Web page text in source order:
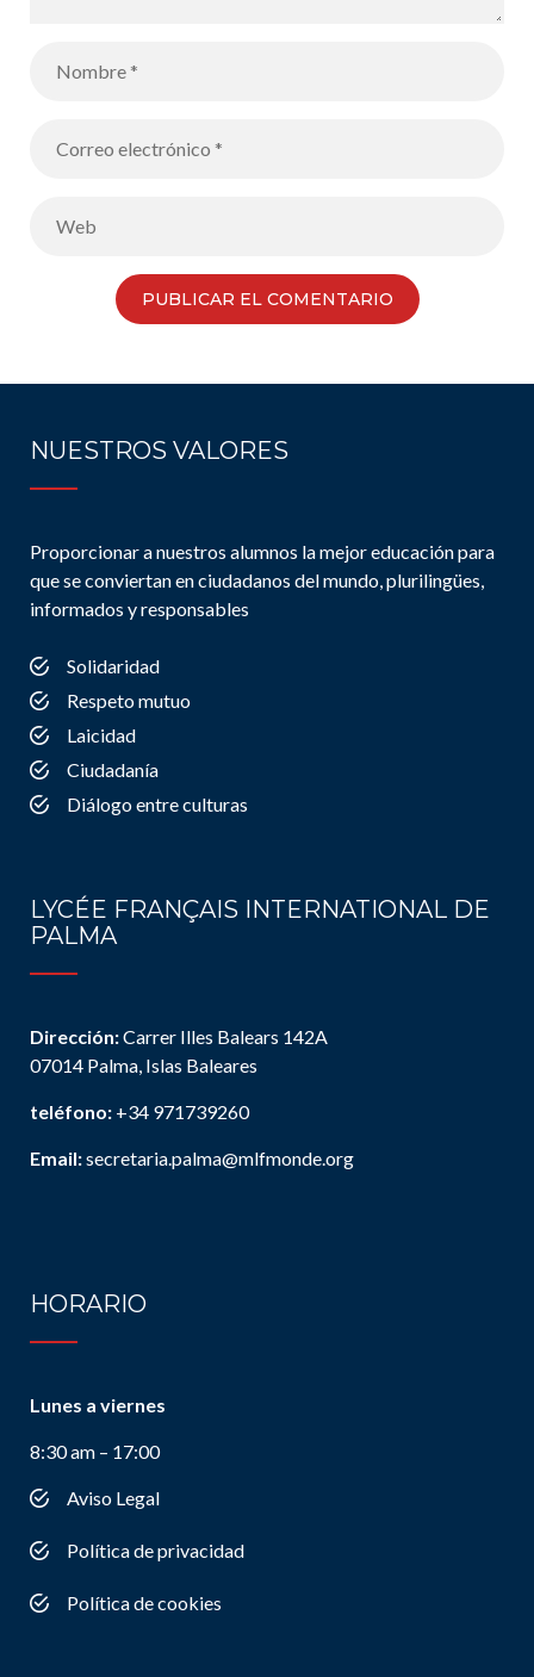
NUESTROS VALORES
Proporcionar a nuestros alumnos la mejor educación para
que se conviertan en ciudadanos del mundo, plurilingües,
informados y responsables
Solidaridad
Respeto mutuo
Laicidad
Ciudadanía
Diálogo entre culturas
LYCÉE FRANÇAIS INTERNATIONAL DE
PALMA
Dirección:Carrer Illes Balears 142A
07014 Palma, Islas Baleares
teléfono: +34 971739260
Email:secretaria.palma@mlfmonde.org
HORARIO
Lunes a viernes
8:30 am – 17:00
Aviso Legal
Política de privacidad
Política de cookies